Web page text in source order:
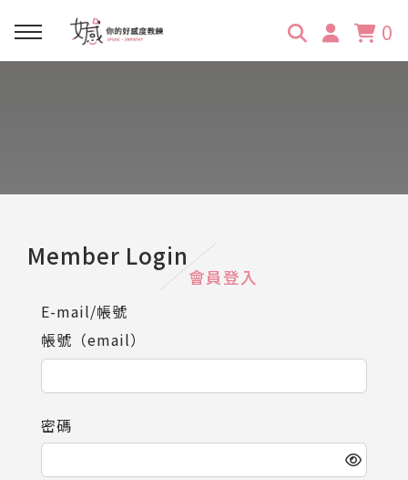
0
線上課程
嚴選商品
活動報名
它站開課
推薦工具
合作邀約
品牌顧問
主持服務
公眾表達影響力
創意活動企劃力
零秒好感溝通術
服務體驗設計課
維琪簡介
學員推薦
客戶好評
媒體報導
維體驗Unique
維觀點Vision
Member Login
會員登入
E-mail/帳號
帳號（email）
密碼